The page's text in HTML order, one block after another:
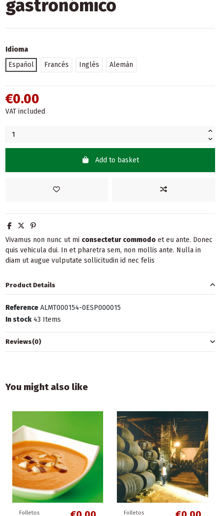
gastronómico
Idioma
Español
Francés Inglés Alemán
€0.00
VAT included
Add to basket
Vivamus non nunc ut mi consectetur commodoet eu ante. Donec
quis vehicula dui. In et pharetra sem, non mollis ante. Nulla in
diam ut augue vulputate sollicitudin id nec felis
Product Details
Reference ALMT000154-0ESP000015
In stock 43 Items
Reviews(0)
You might also like
Folletos
Folletos